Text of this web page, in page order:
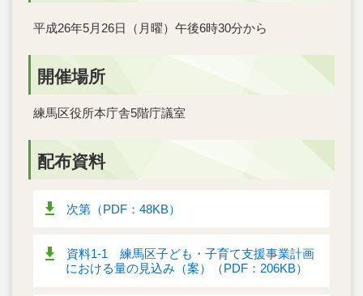
平成26年5月26日（月曜）午後6時30分から
開催場所
練馬区役所本庁舎5階庁議室
配布資料
次第（PDF：48KB）
資料1-1 練馬区子ども・子育て支援事業計画
における量の見込み（案）（PDF：206KB）